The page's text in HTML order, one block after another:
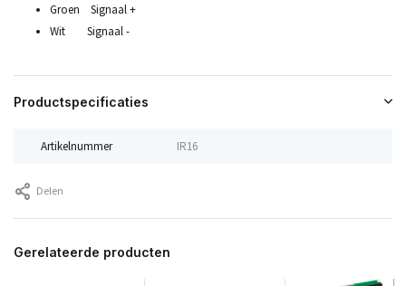
Groen Signaal +
Wit Signaal -
Productspecificaties
Artikelnummer IR16
Delen
Gerelateerde producten